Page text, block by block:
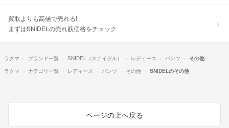
買取よりも高値で売れる!
まずはSNIDELの売れ筋価格をチェック
ラクマ ブランド一覧 SNIDEL（スナイデル） レディース パンツ
その他
ラクマ
カテゴリ一覧 レディース パンツ その他 SNIDELのその他
ページの上へ戻る